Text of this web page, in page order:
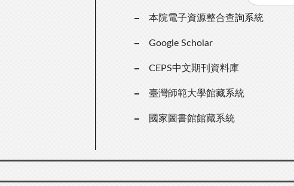
本院電子資源整合查詢系統
Google Scholar
CEPS中文期刊資料庫
臺灣師範大學館藏系統
國家圖書館館藏系統